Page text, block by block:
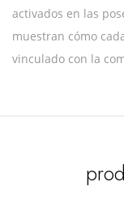
activados en las
muestran cómo
vinculado con la